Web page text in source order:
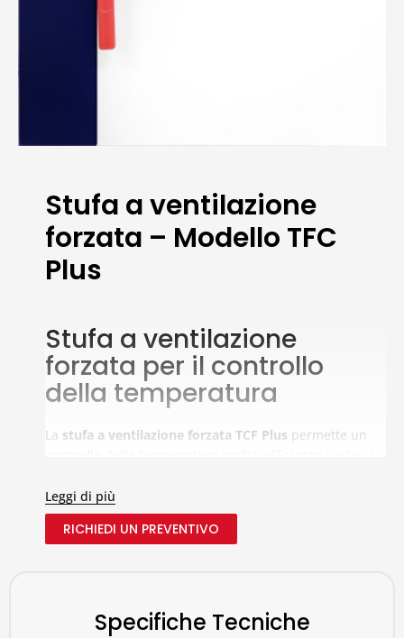
Stufa a ventilazione
forzata – Modello TFC
Plus
Stufa a ventilazione
forzata per il controllo
della temperatura
La stufa a ventilazione forzata TCF Plus permette un
suoregolatore di temperatura PID
LCD retroilluminato, mostra chiaramente in ogni istante
la temperatura impostata, quella rilevata all’interno
TFC Plus
Leggi di più
RICHIEDI UN PREVENTIVO
Specifiche Tecniche